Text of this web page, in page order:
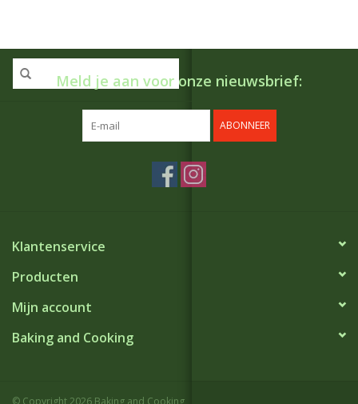
Meld je aan voor onze nieuwsbrief:
ABONNEER
Klantenservice
Producten
Mijn account
Baking and Cooking
© Copyright 2026 Baking and Cooking